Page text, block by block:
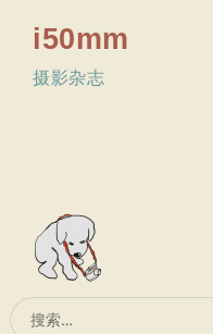
i50mm
摄影杂志
搜